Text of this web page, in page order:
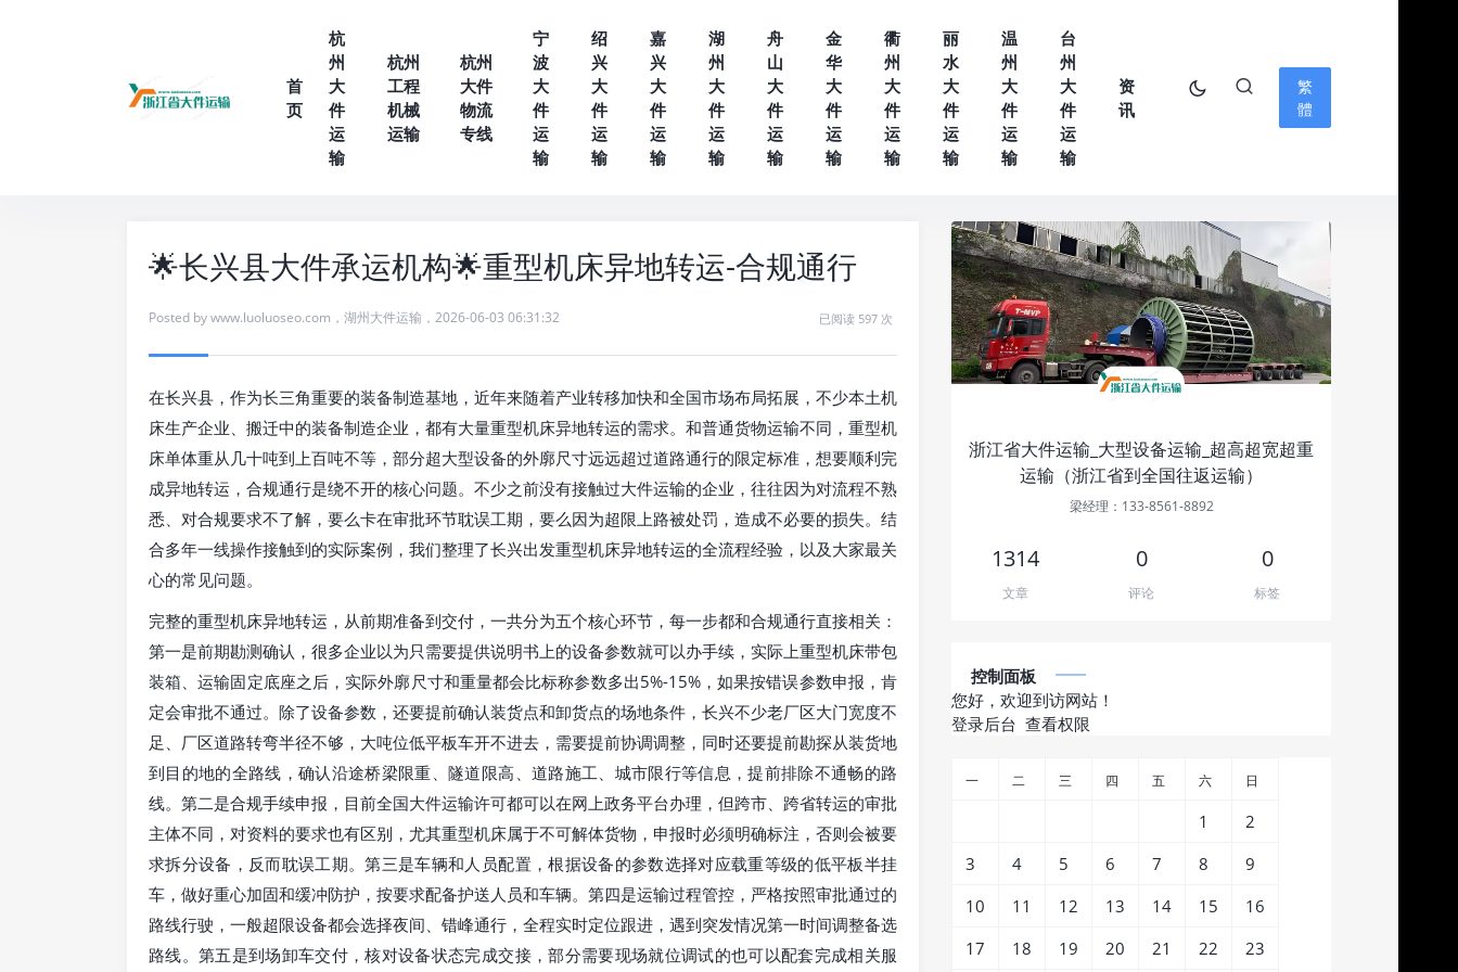
首
页
杭
州
大
件
运
输
杭州
工程
机械
运输
杭州
大件
物流
专线
宁
波
大
件
运
输
绍
兴
大
件
运
输
嘉
兴
大
件
运
输
湖
州
大
件
运
输
舟
山
大
件
运
输
金
华
大
件
运
输
衢
州
大
件
运
输
丽
水
大
件
运
输
温
州
大
件
运
输
台
州
大
件
运
输
资
讯
繁
體
🌟长兴县大件承运机构🌟重型机床异地转运-合规通行
Posted bywww.luoluoseo.com ， 湖州大件运输 ， 2026-06-03 06:31:32 已阅读 597 次
在长兴县，作为长三角重要的装备制造基地，近年来随着产业转移加快和全国市场布局拓展，不少本土机
床生产企业、搬迁中的装备制造企业，都有大量重型机床异地转运的需求。和普通货物运输不同，重型机
床单体重从几十吨到上百吨不等，部分超大型设备的外廓尺寸远远超过道路通行的限定标准，想要顺利完
成异地转运，合规通行是绕不开的核心问题。不少之前没有接触过大件运输的企业，往往因为对流程不熟
悉、对合规要求不了解，要么卡在审批环节耽误工期，要么因为超限上路被处罚，造成不必要的损失。结
合多年一线操作接触到的实际案例，我们整理了长兴出发重型机床异地转运的全流程经验，以及大家最关
心的常见问题。
完整的重型机床异地转运，从前期准备到交付，一共分为五个核心环节，每一步都和合规通行直接相关：
第一是前期勘测确认，很多企业以为只需要提供说明书上的设备参数就可以办手续，实际上重型机床带包
装箱、运输固定底座之后，实际外廓尺寸和重量都会比标称参数多出5%-15%，如果按错误参数申报，肯
定会审批不通过。除了设备参数，还要提前确认装货点和卸货点的场地条件，长兴不少老厂区大门宽度不
足、厂区道路转弯半径不够，大吨位低平板车开不进去，需要提前协调调整，同时还要提前勘探从装货地
到目的地的全路线，确认沿途桥梁限重、隧道限高、道路施工、城市限行等信息，提前排除不通畅的路
线。第二是合规手续申报，目前全国大件运输许可都可以在网上政务平台办理，但跨市、跨省转运的审批
主体不同，对资料的要求也有区别，尤其重型机床属于不可解体货物，申报时必须明确标注，否则会被要
求拆分设备，反而耽误工期。第三是车辆和人员配置，根据设备的参数选择对应载重等级的低平板半挂
车，做好重心加固和缓冲防护，按要求配备护送人员和车辆。第四是运输过程管控，严格按照审批通过的
路线行驶，一般超限设备都会选择夜间、错峰通行，全程实时定位跟进，遇到突发情况第一时间调整备选
路线。第五是到场卸车交付，核对设备状态完成交接，部分需要现场就位调试的也可以配套完成相关服
浙江省大件运输_大型设备运输_超高超宽超重
运输（浙江省到全国往返运输）
梁经理：133-8561-8892
1314
文章
0
评论
0
标签
控制面板
您好，欢迎到访网站！
登录后台 查看权限
一 二 三 四 五 六 日
1
2
3
4 5 6 7 8
9
10
11 12 13 14 15
16
17
18 19 20 21 22 23